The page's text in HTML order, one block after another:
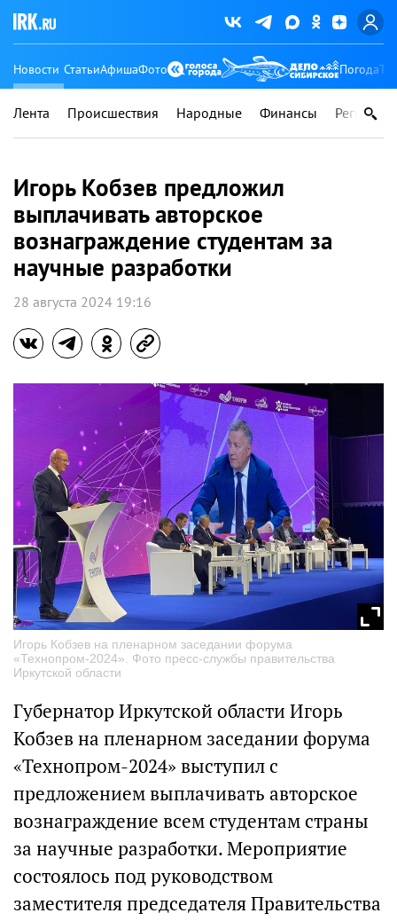
Новости СтатьиАфишаФото Погода
Лента Происшествия Народные Финансы Регионы
Игорь Кобзев предложил
выплачивать авторское
вознаграждение студентам за
научные разработки
28 августа 2024 19:16
Игорь Кобзев на пленарном заседании форума
«Технопром-2024». Фото пресс-службы правительства
Иркутской области
Губернатор Иркутской области Игорь
Кобзев на пленарном заседании форума
«Технопром-2024» выступил с
предложением выплачивать авторское
вознаграждение всем студентам страны
за научные разработки. Мероприятие
состоялось под руководством
заместителя председателя Правительства